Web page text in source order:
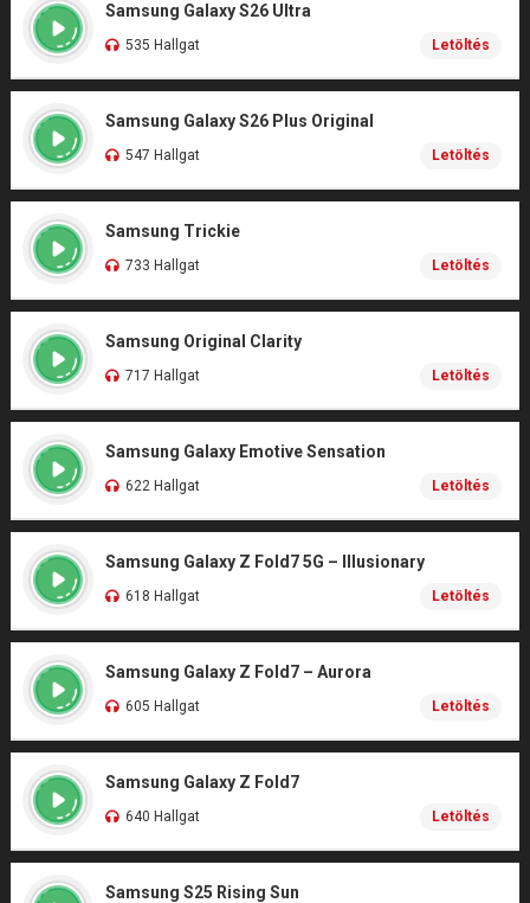
Samsung Galaxy S26 Ultra
535 Hallgat Letöltés
Samsung Galaxy S26 Plus Original
547 Hallgat Letöltés
Samsung Trickie
733 Hallgat Letöltés
Samsung Original Clarity
717 Hallgat Letöltés
Samsung Galaxy Emotive Sensation
622 Hallgat Letöltés
Samsung Galaxy Z Fold7 5G – Illusionary
618 Hallgat Letöltés
Samsung Galaxy Z Fold7 – Aurora
605 Hallgat Letöltés
Samsung Galaxy Z Fold7
640 Hallgat Letöltés
Samsung S25 Rising Sun